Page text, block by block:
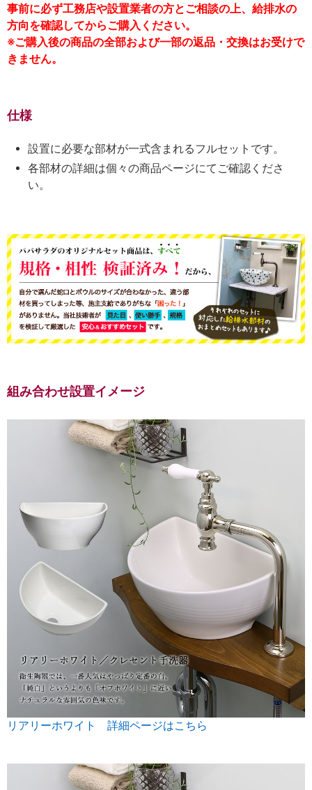
事前に必ず工務店や設置業者の方とご相談の上、給排水の
方向を確認してからご購入ください。
※ご購入後の商品の全部および一部の返品・交換はお受けで
きません。
仕様
設置に必要な部材が一式含まれるフルセットです。
各部材の詳細は個々の商品ページにてご確認くださ
い。
組み合わせ設置イメージ
リアリーホワイト 詳細ページはこちら